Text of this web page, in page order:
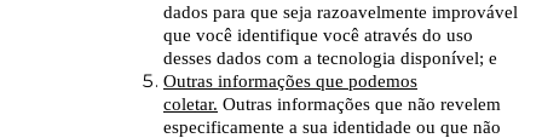
dados para que seja razoavelmente improvável
que você identifique você através do uso
desses dados com a tecnologia disponível; e
Outras informações que podemos
coletar. Outras informações que não revelem
especificamente a sua identidade ou que não